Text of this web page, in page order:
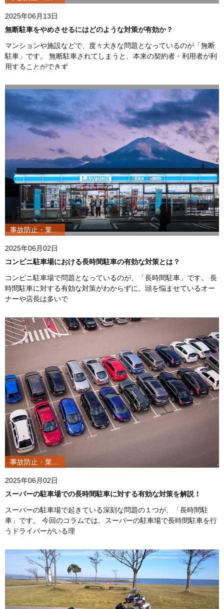
2025年06月13日
無断駐車をやめさせるにはどのような対策が有効か？
マンションや施設などで、度々大きな問題となっているのが「無断
駐車」です。 無断駐車されてしまうと、本来の契約者・利用者が利
用することができず
2025年06月02日
コンビニ駐車場における長時間駐車の有効な対策とは？
コンビニ駐車場で問題となっているのが、「長時間駐車」です。 長
時間駐車に対する有効な対策がわからずに、頭を悩ませているオー
ナーや店長は多いで
2025年06月02日
スーパーの駐車場での長時間駐車に対する有効な対策を解説！
スーパーの駐車場で起きている深刻な問題の１つが、「長時間駐
車」です。 今回のコラムでは、スーパーの駐車場で長時間駐車を行
うドライバーがいる理